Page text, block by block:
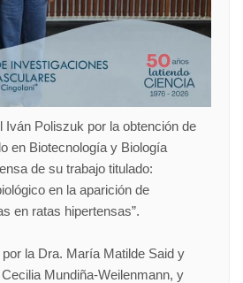
Iván Poliszuk por la obtención de
en Biotecnología y Biología
de su trabajo titulado:
en la aparición de
en ratas hipertensas”.
la Dra. María Matilde Said y
Mundiña-Weilenmann, y